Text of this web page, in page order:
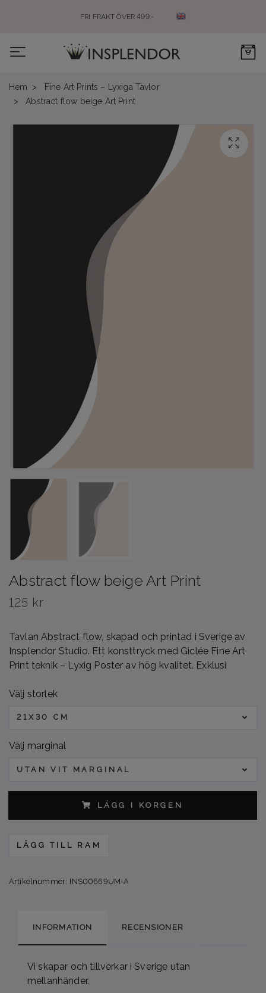
FRI FRAKT ÖVER 499:-
0
Hem
Fine Art Prints – Lyxiga Tavlor
Abstract flow beige Art Print
Abstract flow beige Art Print
125 kr
Tavlan Abstract flow, skapad och printad i Sverige av
Insplendor Studio. Ett konsttryck med Giclée Fine Art
Print teknik – Lyxig Poster av hög kvalitet. Exklusi
Välj storlek
21X30 CM
Välj marginal
UTAN VIT MARGINAL
LÄGG I KORGEN
LÄGG TILL RAM
Artikelnummer: INS00669UM-A
INFORMATION RECENSIONER
Vi skapar och tillverkar i Sverige utan
mellanhänder.